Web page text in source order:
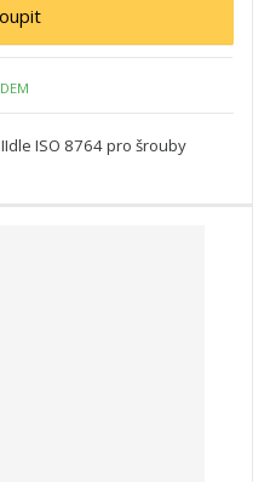
ISO 8764 pro šrouby